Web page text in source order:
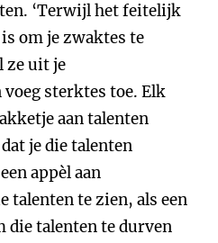
‘Terwijl het feitelijk
om je zwaktes te
ze uit je
sterktes toe. Elk
aan talenten
je die talenten
appèl aan
talenten te zien, als een
die talenten te durven